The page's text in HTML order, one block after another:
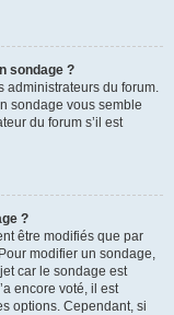
sondage ?
administrateurs du forum.
sondage vous semble
du forum s’il est
?
être modifiés que par
modifier un sondage,
car le sondage est
encore voté, il est
options. Cependant, si